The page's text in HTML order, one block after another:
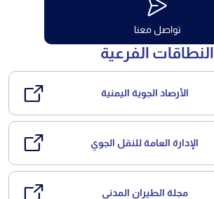
تواصل معنا
النطاقات الفرعية
الأرصاد الجوية اليمنية
الإدارة العامة للنقل الجوي
مجلة الطيران المدني